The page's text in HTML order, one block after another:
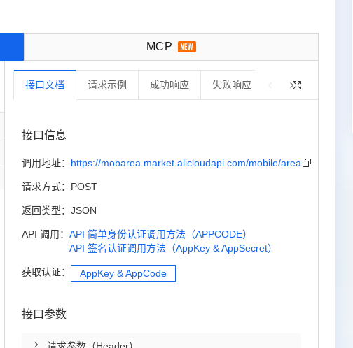
MCP 

接口文档 请求示例 成功响应 失败响应 错误码
接口信息
调用地址： https://mobarea.market.alicloudapi.com/mobile/area
请求方式： POST
返回类型： JSON
API 调用： API 简单身份认证调用方法（APPCODE）
API 签名认证调用方法（AppKey & AppSecret）
获取认证： AppKey & AppCode
接口参数